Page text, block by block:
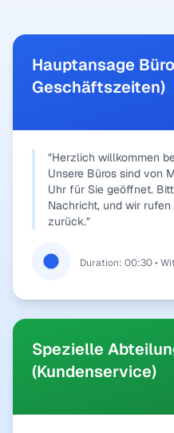
Hauptansage
Geschäftszeiten)
"Herzlich willkommen
Unsere Büros sind von
Uhr für Sie geöffnet.
Nachricht, und wir
zurück."
Duration: 00:30 •
Spezielle
(Kundenservice)